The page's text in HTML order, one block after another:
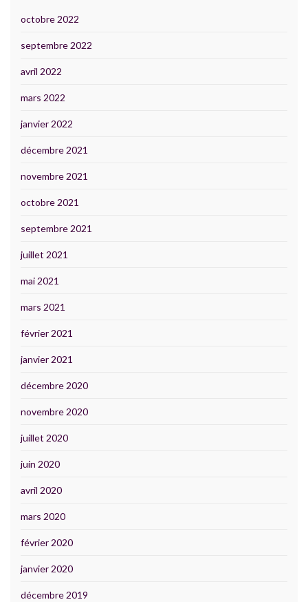
octobre 2022
septembre 2022
avril 2022
mars 2022
janvier 2022
décembre 2021
novembre 2021
octobre 2021
septembre 2021
juillet 2021
mai 2021
mars 2021
février 2021
janvier 2021
décembre 2020
novembre 2020
juillet 2020
juin 2020
avril 2020
mars 2020
février 2020
janvier 2020
décembre 2019